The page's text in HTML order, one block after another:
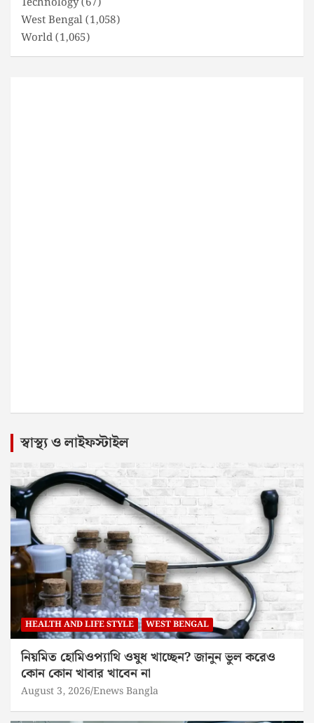
West Bengal(1,058)
World(1,065)
স্বাস্থ্য ও লাইফস্টাইল
HEALTH AND LIFE STYLE WEST BENGAL
নিয়মিত হোমিওপ্যাথি ওষুধ খাচ্ছেন? জানুন ভুল করেও
কোন কোন খাবার খাবেন না
August 3, 2026 Enews Bangla